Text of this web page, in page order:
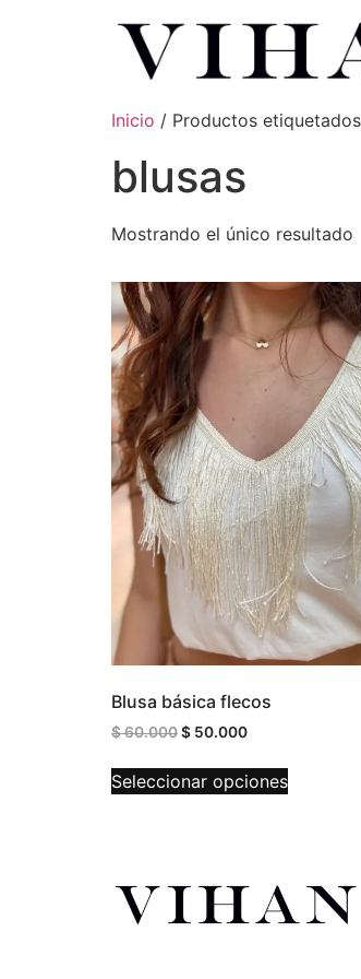
Inicio / Productos etiquetados
blusas
Mostrando el único resultado
Blusa básica flecos
$60.000$ 50.000
Seleccionar opciones